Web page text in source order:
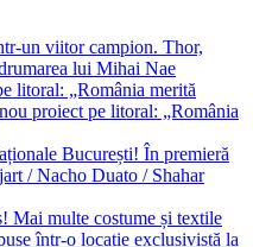
un viitor campion. Thor,
lui Mihai Nae
litoral: „România merită
proiect pe litoral: „România
București! În premieră
/ Nacho Duato / Shahar
Mai multe costume și textile
într-o locație exclusivistă la